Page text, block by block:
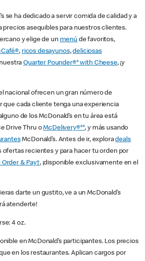
se ha dedicado a servir comida de calidad y a
precios asequibles para nuestros clientes.
y elige de un menú de favoritos,
, ricos desayunos,deliciosas
Quarter Pounder®* with Cheese, ¡y
nacional ofrecen un gran número de
que cada cliente tenga una experiencia
de los McDonald’s en tu área está
Drive Thru oMcDelivery®**, y más usando
McDonald’s. Antes de ir, exploradeals
ofertas recientes y para hacer tu orden por
Order & Pay†, ¡disponible exclusivamente en el
darte un gustito, ve a un McDonald’s
atenderte!
4 oz.
en McDonald’s participantes. Los precios
en los restaurantes. Aplican cargos por